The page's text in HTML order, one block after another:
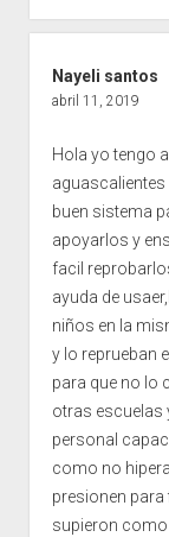
Nayeli santos
abril 11, 2019
Hola yo tengo
buen sistema
apoyarlos y
facil
ayuda de
niños en la
y lo reprueban
para que no lo
otras escuelas
personal
como no
presionen
supieron como